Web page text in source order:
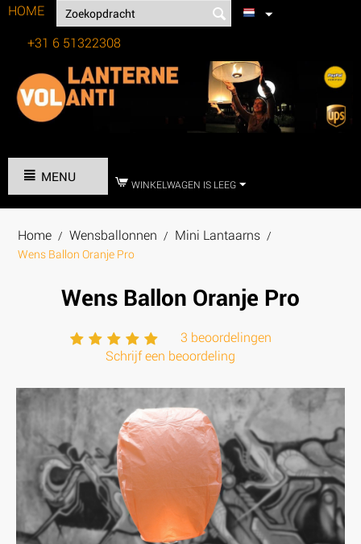
HOME
+31 6 51322308
MENU WINKELWAGEN IS LEEG
Home / Wensballonnen / Mini Lantaarns /
Wens Ballon Oranje Pro
Wens Ballon Oranje Pro
3 beoordelingen
Schrijf een beoordeling